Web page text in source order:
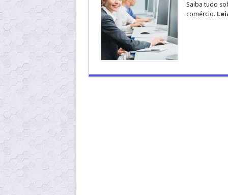
Saiba tudo
comércio.